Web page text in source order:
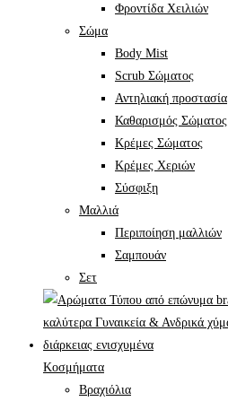
Φροντίδα Χειλιών
Σώμα
Body Mist
Scrub Σώματος
Αντηλιακή προστασία
Καθαρισμός Σώματος
Κρέμες Σώματος
Κρέμες Χεριών
Σύσφιξη
Mαλλιά
Περιποίηση μαλλιών
Σαμπουάν
Σετ
Κοσμήματα
Βραχιόλια